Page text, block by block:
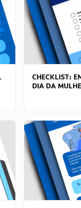
CHECKLIST:
DIA DA